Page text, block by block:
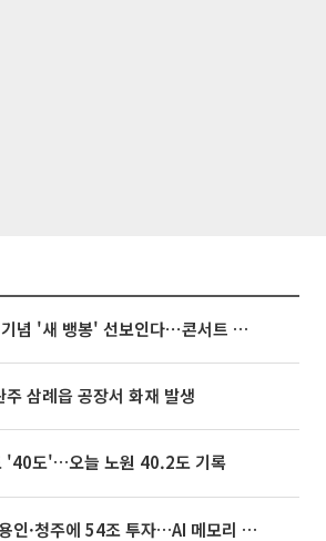
빅뱅, 20주년 기념 '새 뱅봉' 선보인다⋯콘서트 앞두고 팝업 개최
주 삼례읍 공장서 화재 발생
'40도'…오늘 노원 40.2도 기록
SK하이닉스, 용인·청주에 54조 투자…AI 메모리 생산기지 키운다